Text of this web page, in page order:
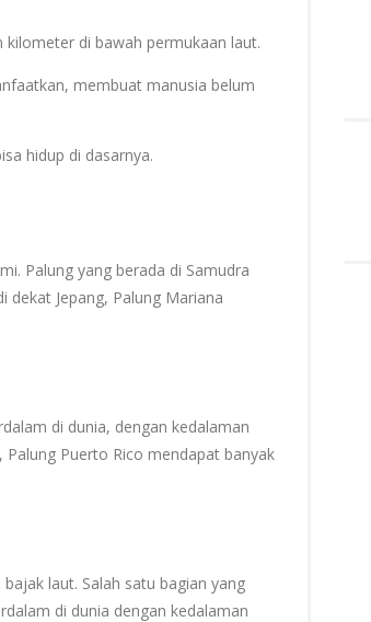
di bawah permukaan laut.
membuat manusia belum
hidup di dasarnya.
Palung yang berada di Samudra
Jepang, Palung Mariana
di dunia, dengan kedalaman
Puerto Rico mendapat banyak
laut. Salah satu bagian yang
di dunia dengan kedalaman